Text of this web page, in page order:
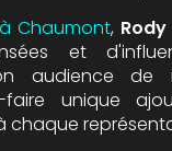
Chaumont, Rody
et
audience de
faire unique
chaque